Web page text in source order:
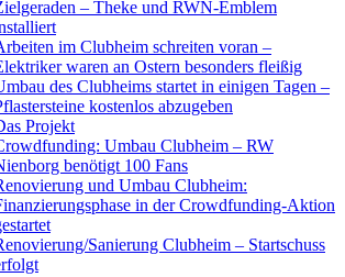
– Theke und RWN-Emblem
im Clubheim schreiten voran –
waren an Ostern besonders fleißig
des Clubheims startet in einigen Tagen –
kostenlos abzugeben
Projekt
Umbau Clubheim – RW
benötigt 100 Fans
und Umbau Clubheim:
in der Crowdfunding-Aktion
Sanierung Clubheim – Startschuss